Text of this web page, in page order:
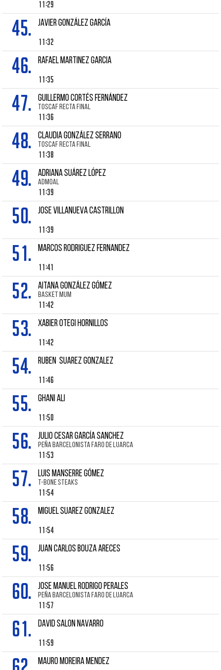
11:29
45. JAVIER GONZÁLEZ GARCÍA
11:32
46. RAFAEL MARTINEZ GARCIA
11:35
47. GUILLERMO CORTÉS FERNÁNDEZ
TOSCAF RECTA FINAL
11:36
48. CLAUDIA GONZÁLEZ SERRANO
TOSCAF RECTA FINAL
11:38
49. ADRIANA SUÁREZ LÓPEZ
ADMOAL
11:39
50. JOSE VILLANUEVA CASTRILLON
11:39
51. MARCOS RODRIGUEZ FERNANDEZ
11:41
52. AITANA GONZÁLEZ GÓMEZ
BASKET MUM
11:42
53. XABIER OTEGI HORNILLOS
11:42
54. Ruben SUAREZ GONZALEZ
11:46
55. Ghani ALI
11:50
56. JULIO CESAR GARCÍA SANCHEZ
PEÑA BARCELONISTA FARO DE LUARCA
11:53
57. LUIS MANSERRE GÓMEZ
T-BONE STEAKS
11:54
58. Miguel SUAREZ GONZALEZ
11:54
59. JUAN CARLOS BOUZA ARECES
11:56
60. JOSE MANUEL RODRIGO PERALES
PEÑA BARCELONISTA FARO DE LUARCA
11:57
61. David SALON NAVARRO
11:59
Mauro MOREIRA MENDEZ